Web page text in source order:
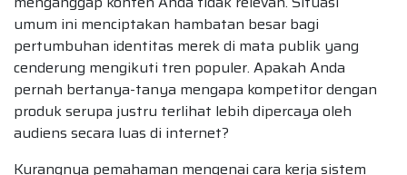
umum ini menciptakan hambatan besar bagi
pertumbuhan identitas merek di mata publik yang
cenderung mengikuti tren populer. Apakah Anda
pernah bertanya-tanya mengapa kompetitor dengan
produk serupa justru terlihat lebih dipercaya oleh
audiens secara luas di internet?
Kurangnya pemahaman mengenai cara kerja sistem